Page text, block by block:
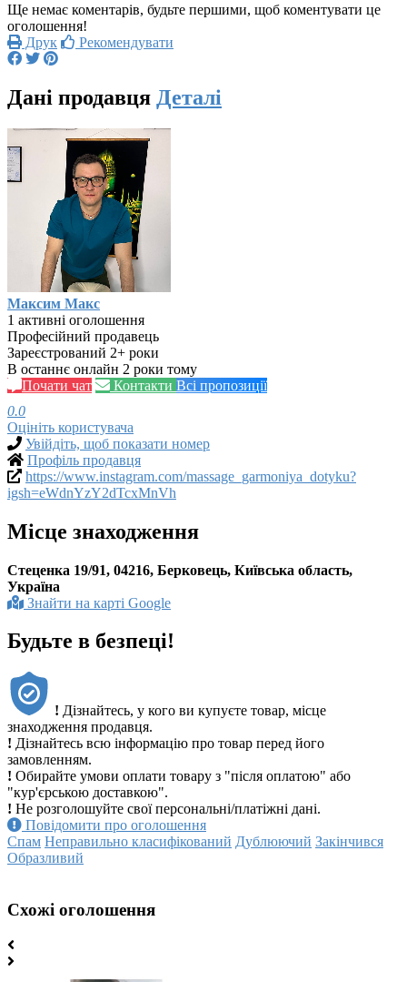
Ще немає коментарів, будьте першими, щоб коментувати це
оголошення!
Друк
Рекомендувати
Дані продавця Деталі
Максим Макс
1 активні оголошення
Професійний продавець
Зареєстрований 2+ роки
В останнє онлайн 2 роки тому
Почати чат
Контакти Всі пропозиції
0.0
Оцініть користувача
Увійдіть, щоб показати номер
Профіль продавця
https://www.instagram.com/massage_garmoniya_dotyku?
igsh=eWdnYzY2dTcxMnVh
Місце знаходження
Стеценка 19/91, 04216, Берковець, Київська область,
Україна
Знайти на карті Google
Будьте в безпеці!
! Дізнайтесь, у кого ви купуєте товар, місце
знаходження продавця.
! Дізнайтесь всю інформацію про товар перед його
замовленням.
! Обирайте умови оплати товару з "після оплатою" або
"кур'єрською доставкою".
! Не розголошуйте свої персональні/платіжні дані.
Повідомити про оголошення
Спам Неправильно класифікований Дублюючий Закінчився
Образливий
Схожі оголошення